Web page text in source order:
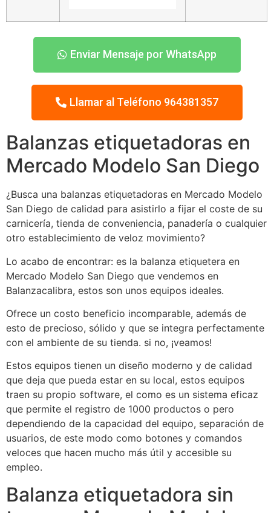
Enviar Mensaje por WhatsApp
Llamar al Teléfono 964381357
Balanzas etiquetadoras en
Mercado Modelo San Diego
¿Busca una balanzas etiquetadoras en Mercado Modelo
San Diego de calidad para asistirlo a fijar el coste de su
carnicería, tienda de conveniencia, panadería o cualquier
otro establecimiento de veloz movimiento?
Lo acabo de encontrar: es la balanza etiquetera en
Mercado Modelo San Diego que vendemos en
Balanzacalibra, estos son unos equipos ideales.
Ofrece un costo beneficio incomparable, además de
esto de precioso, sólido y que se integra perfectamente
con el ambiente de su tienda. si no, ¡veamos!
Estos equipos tienen un diseño moderno y de calidad
que deja que pueda estar en su local, estos equipos
traen su propio software, el como es un sistema eficaz
que permite el registro de 1000 productos o pero
dependiendo de la capacidad del equipo, separación de
usuarios, de este modo como botones y comandos
veloces que hacen mucho más útil y accesible su
empleo.
Balanza etiquetadora sin